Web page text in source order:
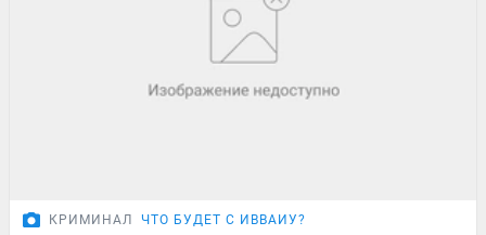
КРИМИНАЛ ЧТО БУДЕТ С ИВВАИУ?